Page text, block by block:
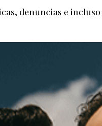
denuncias e incluso